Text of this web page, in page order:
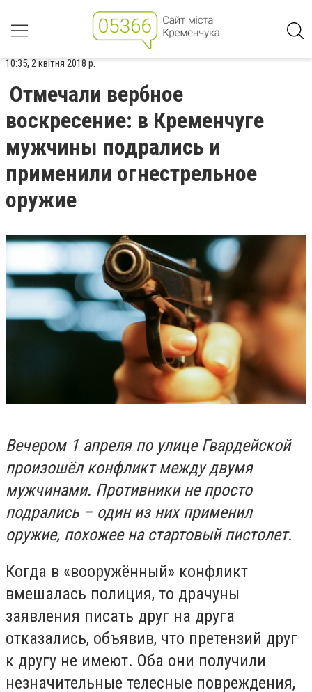
10:35, 2 квітня 2018 р.
Отмечали вербное
воскресение: в Кременчуге
мужчины подрались и
применили огнестрельное
оружие
Вечером 1 апреля по улице Гвардейской
произошёл конфликт между двумя
мужчинами. Противники не просто
подрались – один из них применил
оружие, похожее на стартовый пистолет.
Когда в «вооружённый» конфликт
вмешалась полиция, то драчуны
заявления писать друг на друга
отказались, объявив, что претензий друг
к другу не имеют. Оба они получили
незначительные телесные повреждения,